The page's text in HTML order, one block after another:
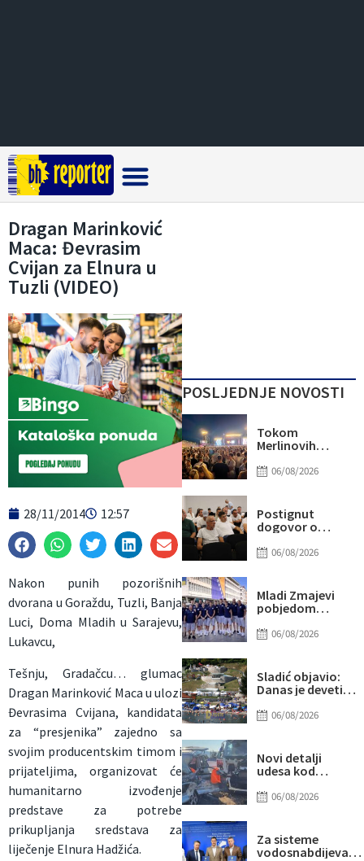
Dragan Marinković
Maca: Đevrasim
Cvijan za Elnura u
Tuzli (VIDEO)
28/11/2014 12:57
Nakon punih pozorišnih
dvorana u Goraždu, Tuzli, Banja
Luci, Doma Mladih u Sarajevu,
Lukavcu,
Tešnju, Gradačcu… glumac
Dragan Marinković Maca u ulozi
Đevrasima Cvijana, kandidata
za “presjenika” zajedno sa
svojim producentskim timom i
prijateljima, organizovat će
humanitarno izvođenje
predstave za potrebe
prikupljanja sredstava za
liječenje Elnura Hadžića.
POSLJEDNJE NOVOSTI
Tokom
Merlinovih
gotovo 156
06/08/2026
Postignut
dogovor o
koracima za
otpuštenih
radnika
Komunalnog
06/08/2026
Mladi Zmajevi
pobjedom
poruku na
06/08/2026
Sladić objavio:
Danas je deveti
od 40 stepeni,
06/08/2026
Novi detalji
udesa kod
Preminuo
povrijeđenima i
beba
06/08/2026
Za sisteme